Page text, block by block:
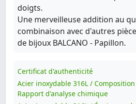
doigts.
Une merveilleuse addition au
combinaison avec d'autres
de bijoux BALCANO - Papillon.
Certificat d'authenticité
Acier inoxydable 316L /
Rapport d'analyse chimique